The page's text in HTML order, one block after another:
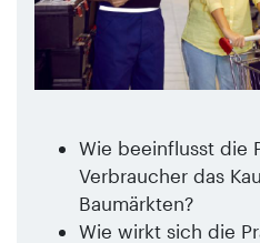
Wie beeinflusst die
Verbraucher das
Baumärkten?
Wie wirkt sich die